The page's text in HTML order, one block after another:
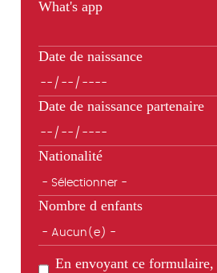
What's app
Date de naissance
Date de naissance partenaire
Nationalité
Nombre d enfants
En envoyant ce formulaire,